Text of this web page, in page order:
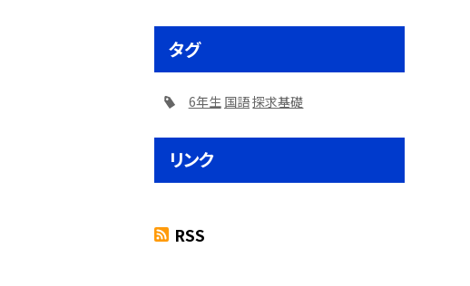
タグ
6年生 国語探求基礎
リンク
RSS